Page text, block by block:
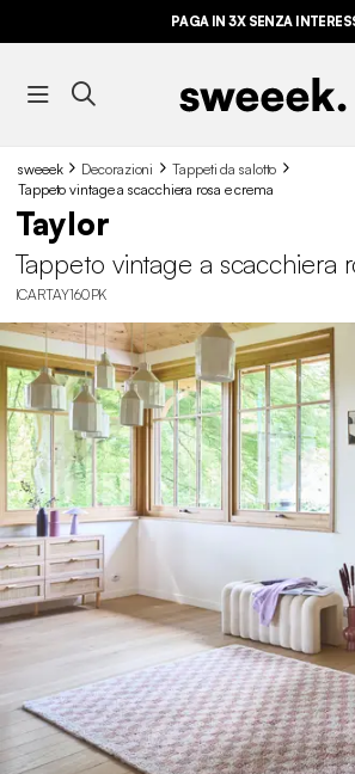
PAGA IN 3X SENZA
sweeek Decorazioni
Tappeti da salotto
Tappeto vintage a scacchiera rosa e crema
Taylor
Tappeto vintage a scacchiera
ICARTAY160PK